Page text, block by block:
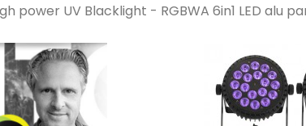
power UV Blacklight - RGBWA 6in1 LED alu